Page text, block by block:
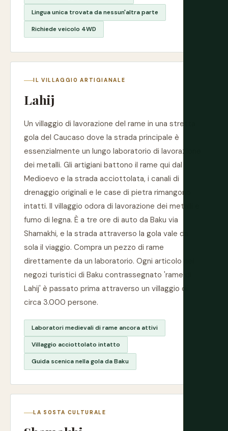
Lingua unica trovata da nessun'altra parte
Richiede veicolo 4WD
IL VILLAGGIO ARTIGIANALE
Lahij
Un villaggio di lavorazione del rame in una stretta
gola del Caucaso dove la strada principale è
essenzialmente un lungo laboratorio di lavorazione
dei metalli. Gli artigiani battono il rame qui dal
Medioevo e la strada acciottolata, i canali di
drenaggio originali e le case di pietra rimangono
intatti. Il villaggio odora di lavorazione dei metalli e
fumo di legna. È a tre ore di auto da Baku via
Shamakhi, e la strada attraverso la gola vale da
sola il viaggio. Compra un pezzo di rame
direttamente da un laboratorio. Ogni articolo nei
negozi turistici di Baku contrassegnato 'rame di
Lahij' è passato prima attraverso un villaggio di
circa 3.000 persone.
Laboratori medievali di rame ancora attivi
Villaggio acciottolato intatto
Guida scenica nella gola da Baku
LA SOSTA CULTURALE